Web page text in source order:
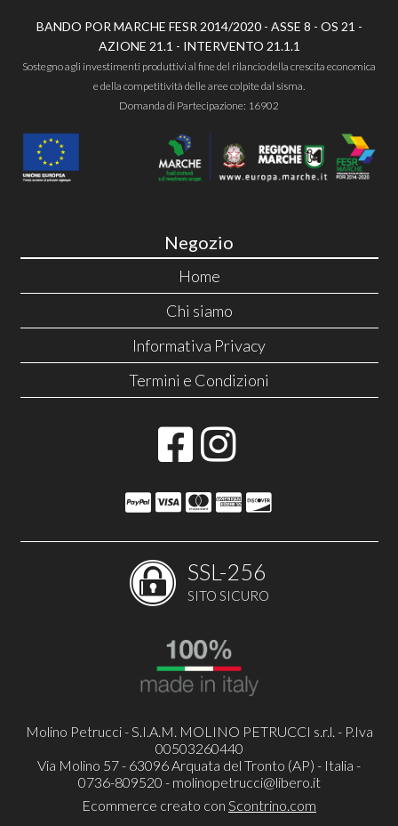
BANDO POR MARCHE FESR 2014/2020 - ASSE 8 - OS 21 -
AZIONE 21.1 - INTERVENTO 21.1.1
Sostegno agli investimenti produttivi al fine del rilancio della crescita economica
e della competitività delle aree colpite dal sisma.
Domanda di Partecipazione: 16902
Negozio
Home
Chi siamo
Informativa Privacy
Termini e Condizioni
SSL-256
SITO SICURO
Molino Petrucci - S.I.A.M. MOLINO PETRUCCI s.r.l. - P.Iva
00503260440
Via Molino 57 - 63096 Arquata del Tronto (AP) - Italia -
0736-809520 - molinopetrucci@libero.it
Ecommerce creato con Scontrino.com